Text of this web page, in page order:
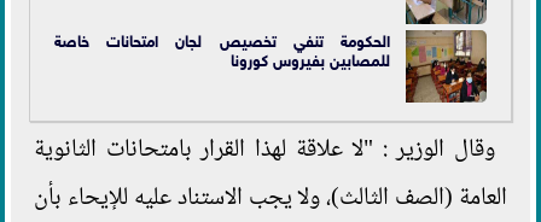
الحكومة تنفي تخصيص لجان امتحانات خاصة
للمصابين بفيروس كورونا
وقال الوزير : "لا علاقة لهذا القرار بامتحانات الثانوية
العامة (الصف الثالث)، ولا يجب الاستناد عليه للإيحاء بأن